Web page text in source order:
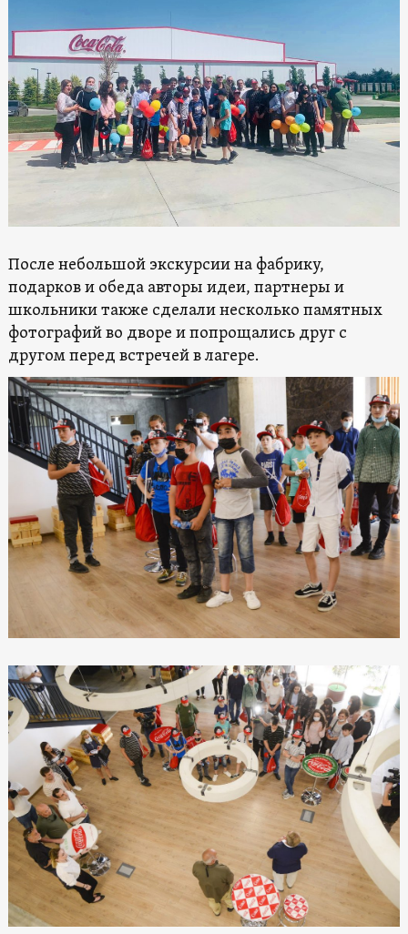
После небольшой экскурсии на фабрику,
подарков и обеда авторы идеи, партнеры и
школьники также сделали несколько памятных
фотографий во дворе и попрощались друг с
другом перед встречей в лагере.